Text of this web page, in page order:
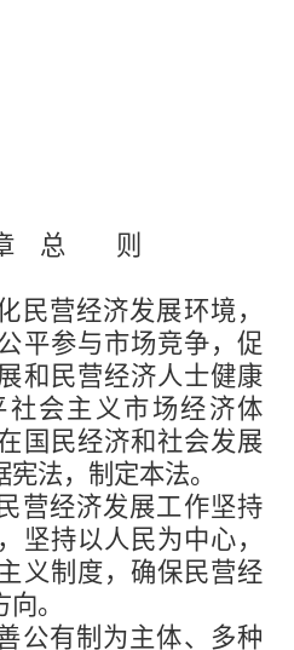
章 总 则
民营经济发展环境，
平参与市场竞争，促
和民营经济人士健康
会主义市场经济体
国民经济和社会发展
法，制定本法。
营经济发展工作坚持
坚持以人民为中心，
义制度，确保民营经
。
公有制为主体、多种